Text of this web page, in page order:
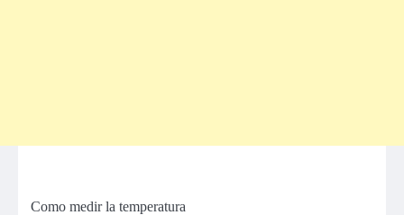
Como medir la temperatura